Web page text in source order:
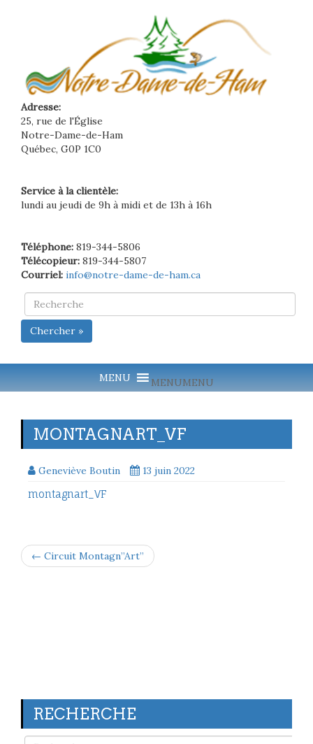
Adresse:
25, rue de l'Église
Notre-Dame-de-Ham
Québec, G0P 1C0
Service à la clientèle:
lundi au jeudi de 9h à midi et de 13h à 16h
Téléphone: 819-344-5806
Télécopieur: 819-344-5807
Courriel: info@notre-dame-de-ham.ca
Chercher »
MENUMENU
MONTAGNART_VF
Geneviève Boutin 13 juin 2022
montagnart_VF
← Circuit Montagn”Art”
RECHERCHE